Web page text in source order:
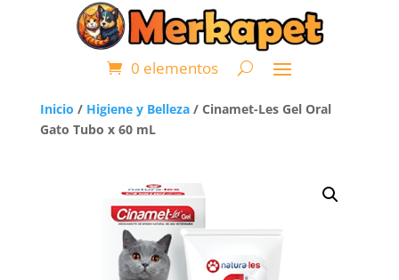
0 elementos
Inicio / Higiene y Belleza/ Cinamet-Les Gel Oral
Gato Tubo x 60 mL